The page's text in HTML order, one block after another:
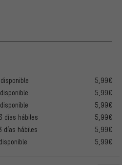
5,99€
5,99€
5,99€
días hábiles
5,99€
días hábiles
5,99€
5,99€